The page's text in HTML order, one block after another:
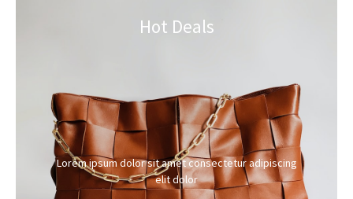
Hot Deals
Lorem ipsum dolor sit amet consectetur adipiscing
elit dolor